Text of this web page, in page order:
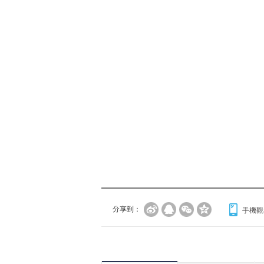
分享到： 手機